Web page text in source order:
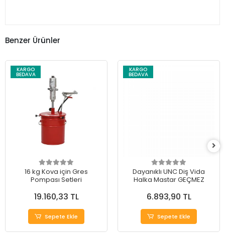
Benzer Ürünler
KARGO
BEDAVA
16 kg Kova için Gres
Pompası Setleri
19.160,33 TL
Sepete Ekle
KARGO
BEDAVA
Dayanıklı UNC Diş Vida
Halka Mastar GEÇMEZ
6.893,90 TL
Sepete Ekle